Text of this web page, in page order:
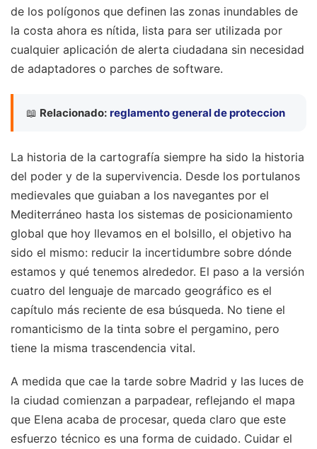
de los polígonos que definen las zonas inundables de
la costa ahora es nítida, lista para ser utilizada por
cualquier aplicación de alerta ciudadana sin necesidad
de adaptadores o parches de software.
📖 Relacionado: reglamento general de proteccion
La historia de la cartografía siempre ha sido la historia
del poder y de la supervivencia. Desde los portulanos
medievales que guiaban a los navegantes por el
Mediterráneo hasta los sistemas de posicionamiento
global que hoy llevamos en el bolsillo, el objetivo ha
sido el mismo: reducir la incertidumbre sobre dónde
estamos y qué tenemos alrededor. El paso a la versión
cuatro del lenguaje de marcado geográfico es el
capítulo más reciente de esa búsqueda. No tiene el
romanticismo de la tinta sobre el pergamino, pero
tiene la misma trascendencia vital.
A medida que cae la tarde sobre Madrid y las luces de
la ciudad comienzan a parpadear, reflejando el mapa
que Elena acaba de procesar, queda claro que este
esfuerzo técnico es una forma de cuidado. Cuidar el